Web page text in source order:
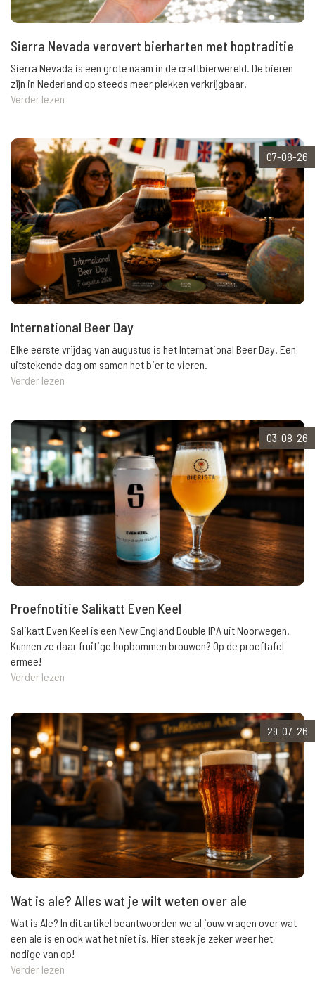
Sierra Nevada verovert bierharten met hoptraditie
Sierra Nevada is een grote naam in de craftbierwereld. De bieren
zijn in Nederland op steeds meer plekken verkrijgbaar.
Verder lezen
07-08-26
International Beer Day
Elke eerste vrijdag van augustus is het International Beer Day. Een
uitstekende dag om samen het bier te vieren.
Verder lezen
03-08-26
Proefnotitie Salikatt Even Keel
Salikatt Even Keel is een New England Double IPA uit Noorwegen.
Kunnen ze daar fruitige hopbommen brouwen? Op de proeftafel
ermee!
Verder lezen
29-07-26
Wat is ale? Alles wat je wilt weten over ale
Wat is Ale? In dit artikel beantwoorden we al jouw vragen over wat
een ale is en ook wat het niet is. Hier steek je zeker weer het
nodige van op!
Verder lezen